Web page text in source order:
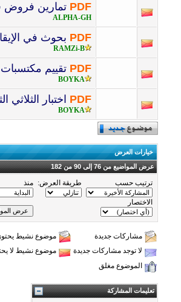
PDF تمارين فروض
ALPHA-GH
PDF بحوث في الإيقاظ
RAMZi-B
PDF تقييم مكتسبات
BOYKA
PDF اختبار الثلاثي
BOYKA
خيارات العرض
عرض المواضيع من 76 إلى 90 من 182
ترتيب حسب طريقة العرض: منذ
الاختصار
مشاركات جديدة
موضوع نشيط
لا توجد مشاركات جديدة
موضوع نشيط لا
الموضوع مغلق
تعليمات المشاركة